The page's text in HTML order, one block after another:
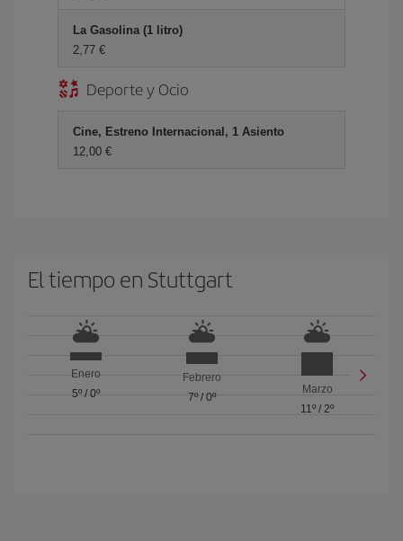
La Gasolina (1 litro)
2,77 €
Deporte y Ocio
Cine, Estreno Internacional, 1 Asiento
12,00 €
El tiempo en Stuttgart
Enero
5º/ 0º
Febrero
7º/ 0º
Marzo
11º /2º